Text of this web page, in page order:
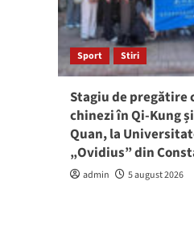
Sport Stiri
Stagiu de pregătire
chinezi în Qi-Kung
Quan, la
„Ovidius” din
admin 5 august 2026